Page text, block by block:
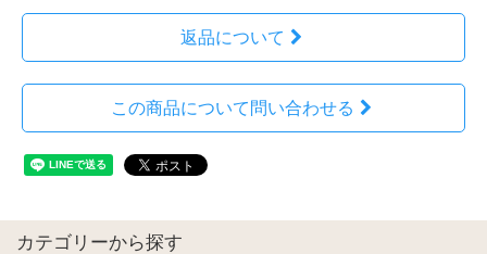
返品について
この商品について問い合わせる
カテゴリーから探す